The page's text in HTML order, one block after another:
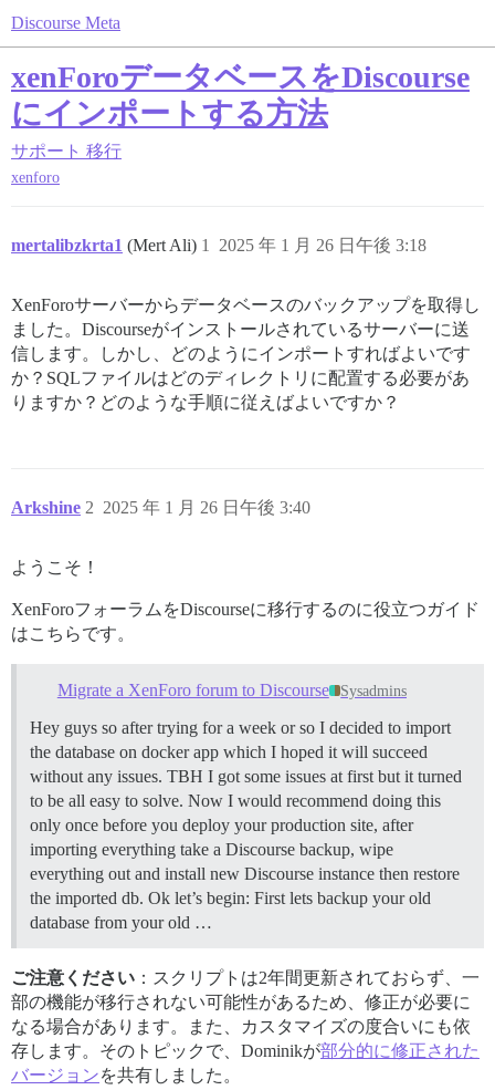
Discourse Meta
xenForoデータベースをDiscourse
にインポートする方法
サポート 移行
xenforo
mertalibzkrta1 (Mert Ali) 2025 年 1 月 26 日午後 3:18
1
XenForoサーバーからデータベースのバックアップを取得し
ました。Discourseがインストールされているサーバーに送
信します。しかし、どのようにインポートすればよいです
か？SQLファイルはどのディレクトリに配置する必要があ
りますか？どのような手順に従えばよいですか？
Arkshine 2025 年 1 月 26 日午後 3:40
2
ようこそ！
XenForoフォーラムをDiscourseに移行するのに役立つガイド
はこちらです。
Migrate a XenForo forum to Discourse Sysadmins
Hey guys so after trying for a week or so I decided to import
the database on docker app which I hoped it will succeed
without any issues. TBH I got some issues at first but it turned
to be all easy to solve. Now I would recommend doing this
only once before you deploy your production site, after
importing everything take a Discourse backup, wipe
everything out and install new Discourse instance then restore
the imported db. Ok let’s begin: First lets backup your old
database from your old …
ご注意ください ：スクリプトは2年間更新されておらず、一
部の機能が移行されない可能性があるため、修正が必要に
なる場合があります。また、カスタマイズの度合いにも依
存します。そのトピックで、Dominikが部分的に修正された
バージョンを共有しました。